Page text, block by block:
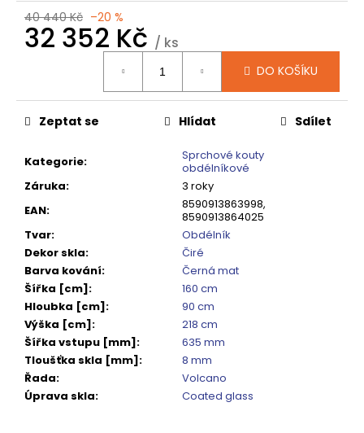
40 440 Kč –20 %
32 352 Kč / ks
DO KOŠÍKU
Kategorie:
Sprchové kouty
obdélníkové
Záruka:
3 roky
EAN:
8590913863998,
8590913864025
Tvar:
Obdélník
Dekor skla:
Čiré
Barva kování:
Černá mat
Šířka [cm]:
160 cm
Hloubka [cm]:
90 cm
Výška [cm]:
218 cm
Šířka vstupu [mm]:
635 mm
Tloušťka skla [mm]:
8 mm
Řada:
Volcano
Úprava skla: Coated glass
Zeptat se Hlídat Sdílet
e
m
e
VOLCANO
SPRCHOVÉ
NIKY
1400MM,
ČIRÉ
SKLO,
GV1014
16
792
Kč
Původně:
20
990
Kč